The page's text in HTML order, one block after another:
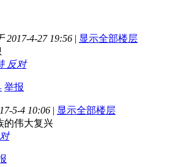
2017-4-27 19:56 | 显示全部楼层
反对
举报
5-4 10:06 | 显示全部楼层
的伟大复兴